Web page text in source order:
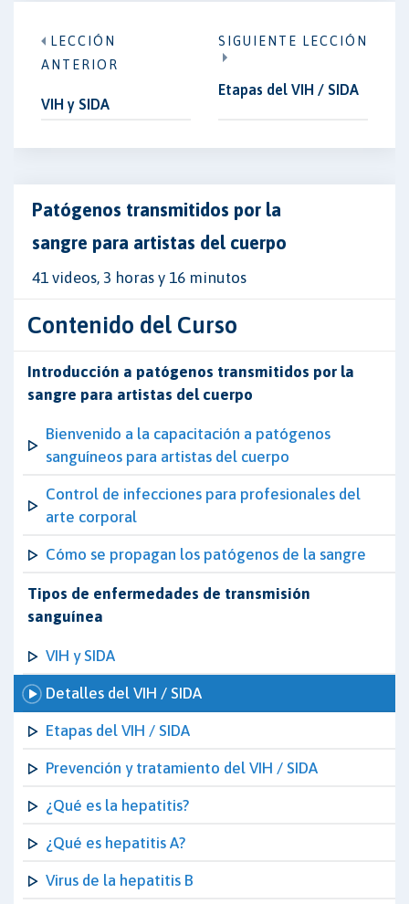
LECCIÓN
ANTERIOR
VIH y SIDA
SIGUIENTE LECCIÓN
Etapas del VIH / SIDA
Patógenos transmitidos por la
sangre para artistas del cuerpo
41 videos, 3 horas y 16 minutos
Contenido del Curso
Introducción a patógenos transmitidos por la
sangre para artistas del cuerpo
Bienvenido a la capacitación a patógenos
sanguíneos para artistas del cuerpo
Control de infecciones para profesionales del
arte corporal
Cómo se propagan los patógenos de la sangre
Tipos de enfermedades de transmisión
sanguínea
VIH y SIDA
Detalles del VIH / SIDA
Etapas del VIH / SIDA
Prevención y tratamiento del VIH / SIDA
¿Qué es la hepatitis?
¿Qué es hepatitis A?
Virus de la hepatitis B